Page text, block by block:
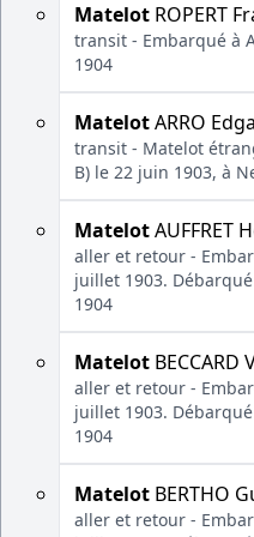
Matelot ROPERT
transit - Embarqué à
1904
MatelotARRO
transit - Matelot
B) le 22 juin 1903, à
MatelotAUFFRET
aller et retour -
juillet 1903.
1904
Matelot BECCARD
aller et retour -
juillet 1903.
1904
Matelot BERTHO
aller et retour -